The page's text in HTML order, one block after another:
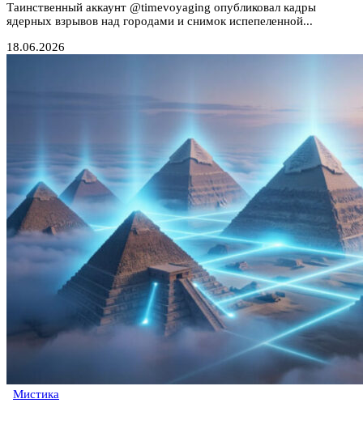
Таинственный аккаунт @timevoyaging опубликовал кадры
ядерных взрывов над городами и снимок испепеленной...
18.06.2026
Мистика